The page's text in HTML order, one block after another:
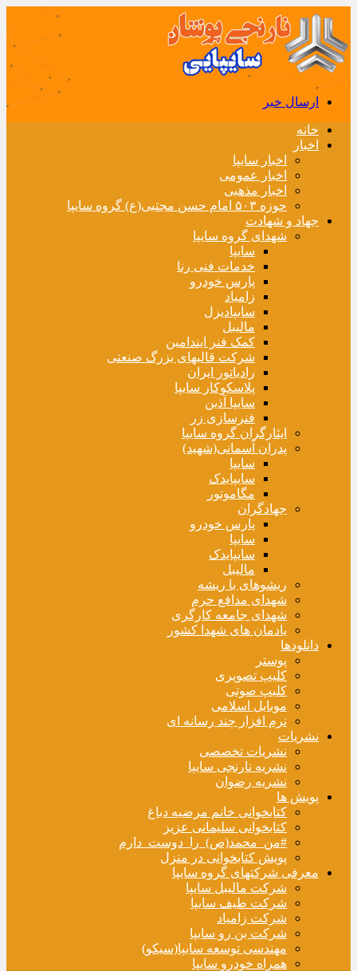
ارسال خبر
خانه
اخبار
اخبار سایپا
اخبار عمومی
اخبار مذهبی
حوزه ۵۰۳ امام حسن مجتبی(ع) گروه سایپا
جهاد و شهادت
شهدای گروه سایپا
سایپا
خدمات فنی رنا
پارس خودرو
زامیاد
سایپادیزل
مالیبل
کمک فنر ایندامین
شرکت قالبهای بزرگ صنعتی
رادیاتور ایران
پلاسکوکار سایپا
سایپا آذین
فنرسازی زر
ایثارگران گروه سایپا
پدران آسمانی(شهید)
سایپا
سایپایدک
مگاموتور
جهادگران
پارس خودرو
سایپا
سایپایدک
مالیبل
ریشوهای با ریشه
شهدای مدافع حرم
شهدای جامعه کارگری
یادمان های شهدا کشور
دانلودها
پوستر
کلیپ تصویری
کلیپ صوتی
موبایل اسلامی
نرم افزار چند رسانه ای
نشریات
نشریات تخصصی
نشریه نارنجی سایپا
نشریه رضوان
پویش ها
کتابخوانی خانم مرضیه دباغ
کتابخوانی سلیمانی عزیز
#من_محمد(ص)_را_دوست_دارم
پویش کتابخوانی در منزل
معرفی شرکتهای گروه سایپا
شرکت مالیبل سایپا
شرکت طیف سایپا
شرکت زامیاد
شرکت بن رو سایپا
مهندسی توسعه سایپا(سیکو)
همراه خودرو سایپا